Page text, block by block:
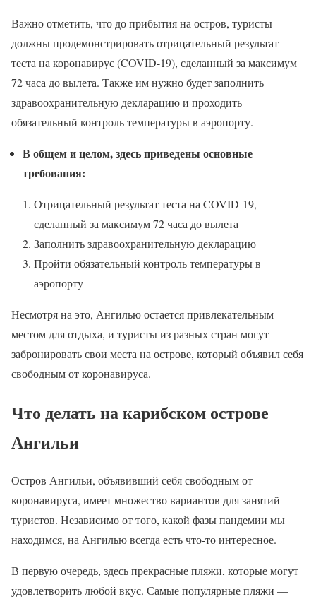
Важно отметить, что до прибытия на остров, туристы
должны продемонстрировать отрицательный результат
теста на коронавирус (COVID-19), сделанный за максимум
72 часа до вылета. Также им нужно будет заполнить
здравоохранительную декларацию и проходить
обязательный контроль температуры в аэропорту.
В общем и целом, здесь приведены основные
требования:
Отрицательный результат теста на COVID-19,
сделанный за максимум 72 часа до вылета
Заполнить здравоохранительную декларацию
Пройти обязательный контроль температуры в
аэропорту
Несмотря на это, Ангилью остается привлекательным
местом для отдыха, и туристы из разных стран могут
забронировать свои места на острове, который объявил себя
свободным от коронавируса.
Что делать на карибском острове
Ангильи
Остров Ангильи, объявивший себя свободным от
коронавируса, имеет множество вариантов для занятий
туристов. Независимо от того, какой фазы пандемии мы
находимся, на Ангилью всегда есть что-то интересное.
В первую очередь, здесь прекрасные пляжи, которые могут
удовлетворить любой вкус. Самые популярные пляжи —